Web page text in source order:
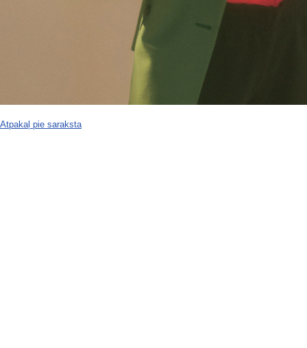
Atpakaļ pie saraksta